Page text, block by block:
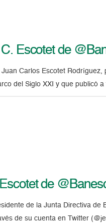
Escotet de
Carlos Escotet Rodríguez,
del Siglo XXI y que publicó a
de
de la Junta Directiva de
de su cuenta en Twitter